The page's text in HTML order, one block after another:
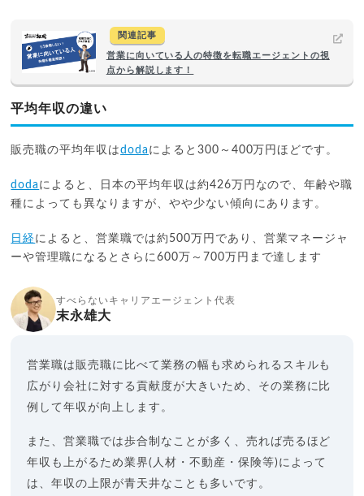
関連記事
営業に向いている人の特徴を転職エージェントの視
点から解説します！
平均年収の違い
販売職の平均年収はdoda によると300～400万円ほどです。
doda によると、日本の平均年収は約426万円なので、年齢や職
種によっても異なりますが、やや少ない傾向にあります。
日経によると、営業職では約500万円であり、営業マネージャ
ーや管理職になるとさらに600万～700万円まで達します
すべらないキャリアエージェント代表
末永雄大
営業職は販売職に比べて業務の幅も求められるスキルも
広がり会社に対する貢献度が大きいため、その業務に比
例して年収が向上します。
また、営業職では歩合制なことが多く、売れば売るほど
年収も上がるため業界(人材・不動産・保険等)によって
は、年収の上限が青天井なことも多いです。